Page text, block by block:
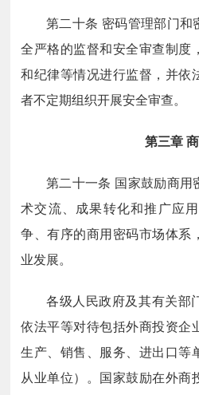
第二十条 密码管理部门和
全严格的监督和安全审查制度
和纪律等情况进行监督，并依
者不定期组织开展安全审查。
第三章
第二十一条 国家鼓励商用
术交流、成果转化和推广应
争、有序的商用密码市场体系
业发展。
各级人民政府及其有关部
依法平等对待包括外商投资企
生产、销售、服务、进出口等
从业单位）。国家鼓励在外商